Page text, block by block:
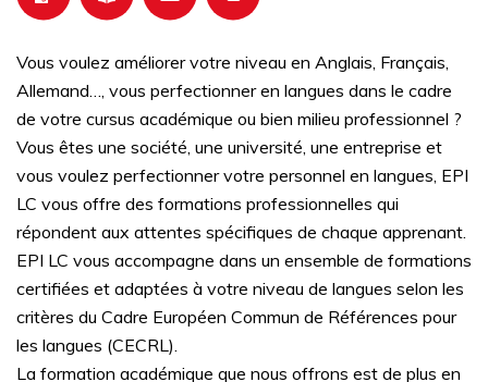
Vous voulez améliorer votre niveau en Anglais, Français,
Allemand…, vous perfectionner en langues dans le cadre
de votre cursus académique ou bien milieu professionnel ?
Vous êtes une société, une université, une entreprise et
vous voulez perfectionner votre personnel en langues, EPI
LC vous offre des formations professionnelles qui
répondent aux attentes spécifiques de chaque apprenant.
EPI LC vous accompagne dans un ensemble de formations
certifiées et adaptées à votre niveau de langues selon les
critères du Cadre Européen Commun de Références pour
les langues (CECRL).
La formation académique que nous offrons est de plus en